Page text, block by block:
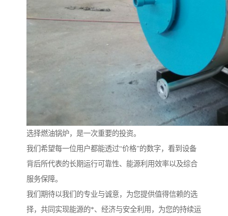
选择燃油锅炉，是一次重要的投资。
我们希望每一位用户都能透过“价格”的数字，看到设备
背后所代表的长期运行可靠性、能源利用效率以及综合
服务保障。
我们期待以我们的专业与诚意，为您提供值得信赖的选
择，共同实现能源的*、经济与安全利用，为您的持续运